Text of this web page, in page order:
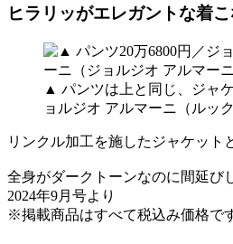
ヒラリッがエレガントな着
▲ パンツは上と同じ、ジャ
ョルジオ アルマーニ（ルッ
リンクル加工を施したジャケット
全身がダークトーンなのに間延び
2024年9月号より
※掲載商品はすべて税込み価格で